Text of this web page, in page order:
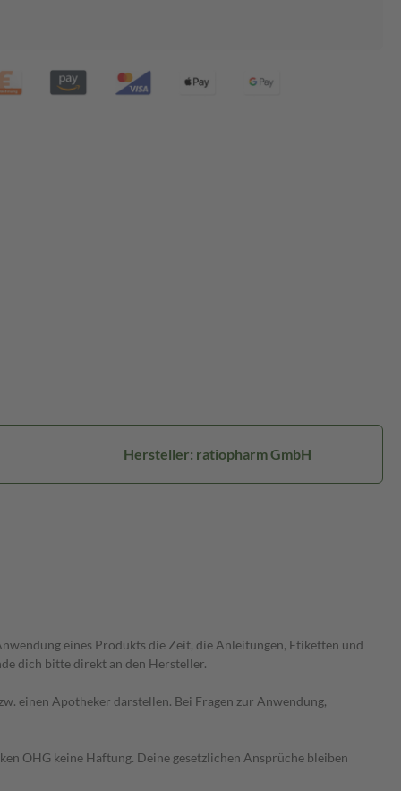
Hersteller: ratiopharm GmbH
eines Produkts die Zeit, die Anleitungen, Etiketten und
dich bitte direkt an den Hersteller.
einen Apotheker darstellen. Bei Fragen zur Anwendung,
OHG keine Haftung. Deine gesetzlichen Ansprüche bleiben